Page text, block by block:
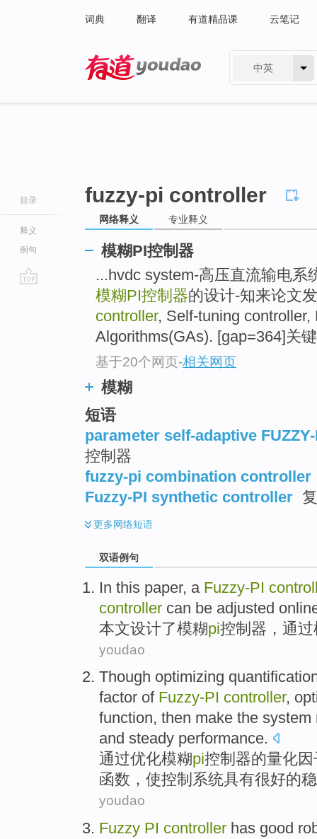
词典 翻译 有道精品课 云笔记
中英
目录
释义
例句
fuzzy-pi controller
网络释义 专业释义
模糊PI控制器
...hvdc system-高压直流输电
模糊PI控制器的设计-知来论文
controller, Self-tuning
Algorithms(GAs). [gap=364]关
基于20个网页-相关网页
模糊
短语
parameter self-adaptive
控制器
fuzzy-pi combination controller
Fuzzy-PI synthetic controller
更多网络短语
双语例句
In this paper, a Fuzzy-PI
controller can be adjusted
本文设计了模糊pi控制器 ， 通过
youdao
Though optimizing
factor of Fuzzy-PI controller,
function, then make the system
and steady performance.
通过优化模糊pi控制器的量化
函数 ， 使控制 系统具有很好的
youdao
Fuzzy PI controller has good